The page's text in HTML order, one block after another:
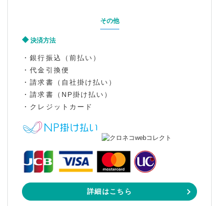
その他
決済方法
・銀行振込（前払い）
・代金引換便
・請求書（自社掛け払い）
・請求書（NP掛け払い）
・クレジットカード
詳細はこちら